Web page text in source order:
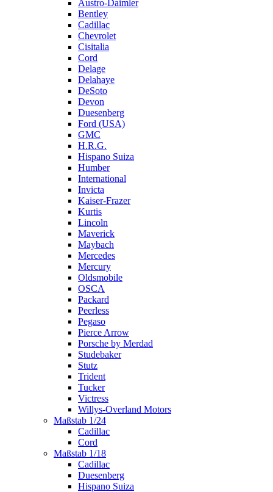
Austro-Daimler
Bentley
Cadillac
Chevrolet
Cisitalia
Cord
Delage
Delahaye
DeSoto
Devon
Duesenberg
Ford (USA)
GMC
H.R.G.
Hispano Suiza
Humber
International
Invicta
Kaiser-Frazer
Kurtis
Lincoln
Maverick
Maybach
Mercedes
Mercury
Oldsmobile
OSCA
Packard
Peerless
Pegaso
Pierce Arrow
Porsche by Merdad
Studebaker
Stutz
Trident
Tucker
Victress
Willys-Overland Motors
Maßstab 1/24
Cadillac
Cord
Maßstab 1/18
Cadillac
Duesenberg
Hispano Suiza